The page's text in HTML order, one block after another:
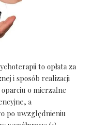
to opłata za
i sposób realizacji
o mierzalne
a
po uwzględnieniu